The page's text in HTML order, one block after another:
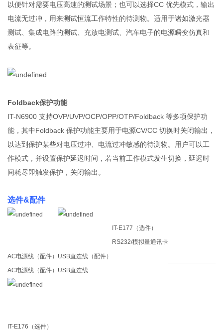
以便针对需要电压高速的测试场景；也可以选择CC 优先模式，输出
电流无过冲，用来测试恒流工作特性的待测物。适用于诸如激光器
测试、集成电路的测试、充放电测试、汽车电子的电源瞬变仿真和
表征等。
Foldback保护功能
IT-N6900 支持OVP/UVP/OCP/OPP/OTP/Foldback 等多项保护功
能，其中Foldback 保护功能主要用于电源CV/CC 切换时关闭输出，
以达到保护某些对电压过冲、电流过冲敏感的待测物。用户可以工
作模式，并设置保护延迟时间，若当前工作模式发生切换，延迟时
间耗尽即触发保护，关闭输出。
选件&配件
AC电源线（配件）
AC电源线（配件）
USB直连线（配件）
USB直连线
IT-E177（选件）
RS232/模拟量通讯卡
IT-E176（选件）